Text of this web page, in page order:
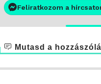
Feliratkozom a
Mutasd a